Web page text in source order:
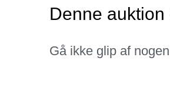
Denne
Gå ikke glip af